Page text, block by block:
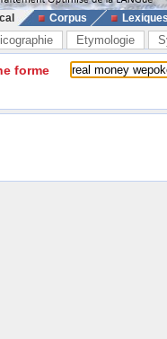
Corpus
Etymologie
forme